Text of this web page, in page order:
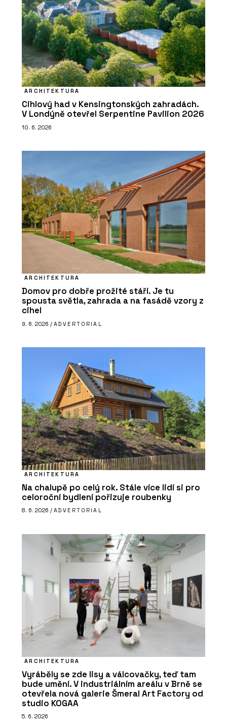
ARCHITEKTURA
Cihlový had v Kensingtonských zahradách.
V Londýně otevřel Serpentine Pavilion 2026
10. 6. 2026
ARCHITEKTURA
Domov pro dobře prožité stáří. Je tu
spousta světla, zahrada a na fasádě vzory z
cihel
9. 6. 2026 / ADVERTORIAL
ARCHITEKTURA
Na chalupě po celý rok. Stále více lidí si pro
celoroční bydlení pořizuje roubenky
8. 6. 2026 / ADVERTORIAL
ARCHITEKTURA
Vyráběly se zde lisy a válcovačky, teď tam
bude umění. V industriálním areálu v Brně se
otevřela nová galerie Šmeral Art Factory od
studio KOGAA
5. 6. 2026